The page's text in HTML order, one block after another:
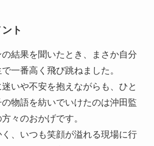
ト
結果を聞いたとき、まさか自分
一番高く飛び跳ねました。
いや不安を抱えながらも、ひと
物語を紡いでいけたのは沖田監
々のおかげです。
、いつも笑顔が溢れる現場に行